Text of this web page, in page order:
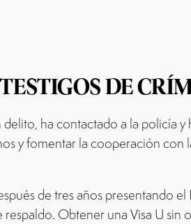
DE
ha contactado a la policía
y fomentar la cooperación con
de tres años presentando
Obtener una Visa U sin